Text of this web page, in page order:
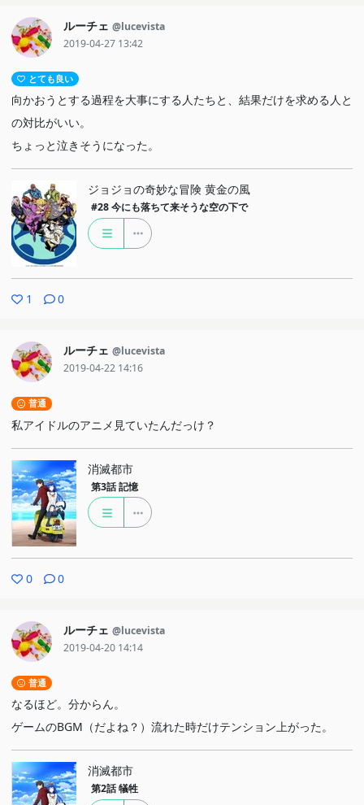
ルーチェ @lucevista
2019-04-27 13:42
とても良い
向かおうとする過程を大事にする人たちと、結果だけを求める人と
の対比がいい。
ちょっと泣きそうになった。
ジョジョの奇妙な冒険 黄金の風
#28 今にも落ちて来そうな空の下で
1 0
ルーチェ @lucevista
2019-04-22 14:16
普通
私アイドルのアニメ見ていたんだっけ？
消滅都市
第3話 記憶
0 0
ルーチェ @lucevista
2019-04-20 14:14
普通
なるほど。分からん。
ゲームのBGM（だよね？）流れた時だけテンション上がった。
消滅都市
第2話 犠牲